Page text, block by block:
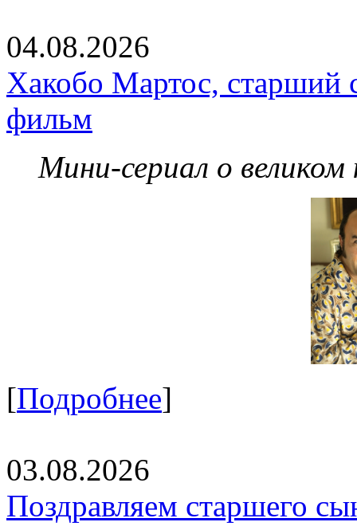
04.08.2026
Хакобо Мартос, старший
фильм
Мини-сериал о великом
[Подробнее]
03.08.2026
Поздравляем старшего